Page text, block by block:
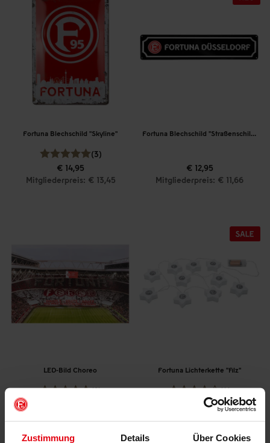
Zustimmung Details Über Cookies
Fortuna Blechschild "Skyline"
(3)
€ 14,95
Mitgliederpreis: € 13,45
Fortuna Blechschild "Straßenschild"
€ 12,95
Mitgliederpreis: € 11,66
LED-Bild Choreo
(2)
Fortuna Lichterkette "Filz"
(4)
€ 7,95